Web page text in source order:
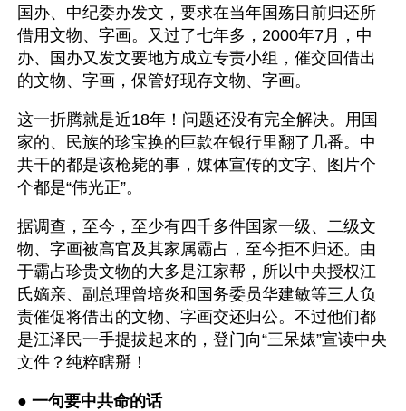
国办、中纪委办发文，要求在当年国殇日前归还所
借用文物、字画。又过了七年多，2000年7月，中
办、国办又发文要地方成立专责小组，催交回借出
的文物、字画，保管好现存文物、字画。
这一折腾就是近18年！问题还没有完全解决。用国
家的、民族的珍宝换的巨款在银行里翻了几番。中
共干的都是该枪毙的事，媒体宣传的文字、图片个
个都是“伟光正”。
据调查，至今，至少有四千多件国家一级、二级文
物、字画被高官及其家属霸占，至今拒不归还。由
于霸占珍贵文物的大多是江家帮，所以中央授权江
氏嫡亲、副总理曾培炎和国务委员华建敏等三人负
责催促将借出的文物、字画交还归公。不过他们都
是江泽民一手提拔起来的，登门向“三呆婊”宣读中央
文件？纯粹瞎掰！
● 一句要中共命的话